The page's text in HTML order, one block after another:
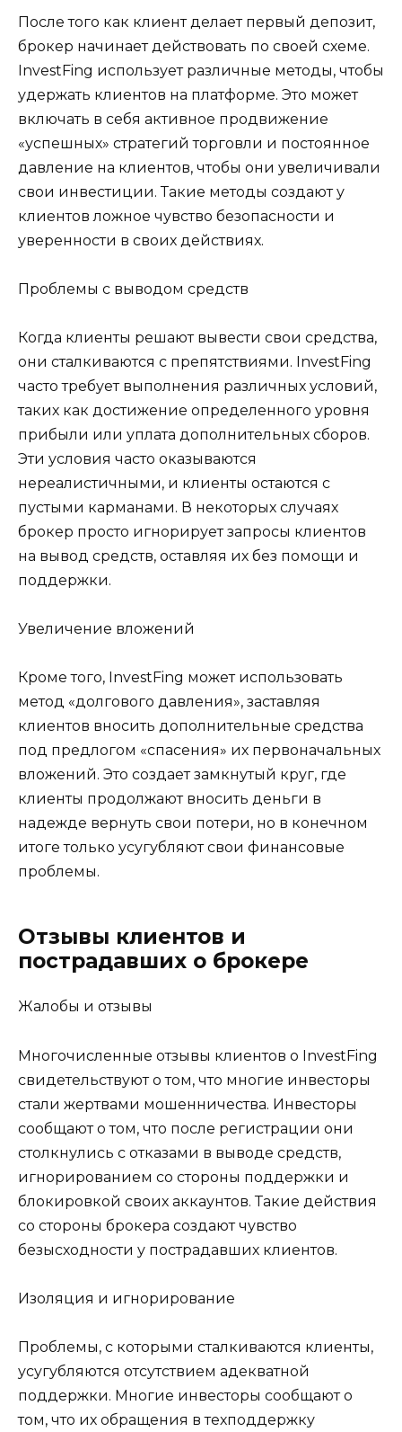
После того как клиент делает первый депозит,
брокер начинает действовать по своей схеме.
InvestFing использует различные методы, чтобы
удержать клиентов на платформе. Это может
включать в себя активное продвижение
«успешных» стратегий торговли и постоянное
давление на клиентов, чтобы они увеличивали
свои инвестиции. Такие методы создают у
клиентов ложное чувство безопасности и
уверенности в своих действиях.
Проблемы с выводом средств
Когда клиенты решают вывести свои средства,
они сталкиваются с препятствиями. InvestFing
часто требует выполнения различных условий,
таких как достижение определенного уровня
прибыли или уплата дополнительных сборов.
Эти условия часто оказываются
нереалистичными, и клиенты остаются с
пустыми карманами. В некоторых случаях
брокер просто игнорирует запросы клиентов
на вывод средств, оставляя их без помощи и
поддержки.
Увеличение вложений
Кроме того, InvestFing может использовать
метод «долгового давления», заставляя
клиентов вносить дополнительные средства
под предлогом «спасения» их первоначальных
вложений. Это создает замкнутый круг, где
клиенты продолжают вносить деньги в
надежде вернуть свои потери, но в конечном
итоге только усугубляют свои финансовые
проблемы.
Отзывы клиентов и
пострадавших о брокере
Жалобы и отзывы
Многочисленные отзывы клиентов о InvestFing
свидетельствуют о том, что многие инвесторы
стали жертвами мошенничества. Инвесторы
сообщают о том, что после регистрации они
столкнулись с отказами в выводе средств,
игнорированием со стороны поддержки и
блокировкой своих аккаунтов. Такие действия
со стороны брокера создают чувство
безысходности у пострадавших клиентов.
Изоляция и игнорирование
Проблемы, с которыми сталкиваются клиенты,
усугубляются отсутствием адекватной
поддержки. Многие инвесторы сообщают о
том, что их обращения в техподдержку